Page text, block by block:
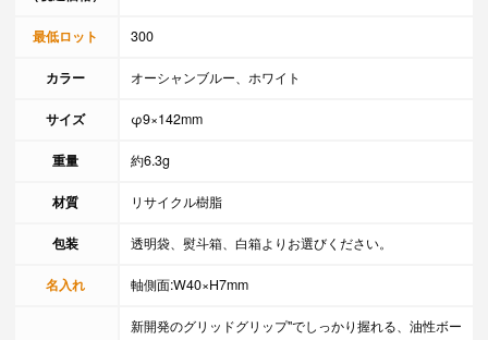
最低ロット 300
カラー オーシャンブルー、ホワイト
サイズ φ9×142mm
重量 約6.3g
材質 リサイクル樹脂
包装 透明袋、熨斗箱、白箱よりお選びください。
名入れ 軸側面:W40×H7mm
新開発のグリッドグリップ"でしっかり握れる、油性ボー